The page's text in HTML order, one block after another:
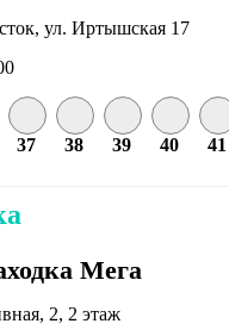
ул. Иртышская 17
37 38 39 40 41
Мега
2, 2 этаж